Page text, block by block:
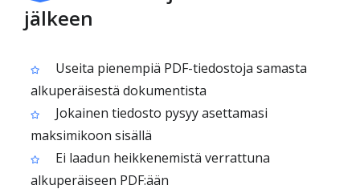
jälkeen
Useita pienempiä PDF-tiedostoja samasta
alkuperäisestä dokumentista
Jokainen tiedosto pysyy asettamasi
maksimikoon sisällä
Ei laadun heikkenemistä verrattuna
alkuperäiseen PDF:ään